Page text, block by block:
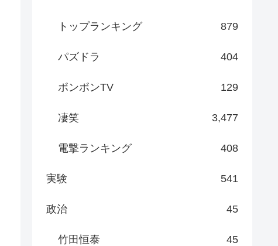
トップランキング 879
パズドラ 404
ボンボンTV 129
凄笑 3,477
電撃ランキング 408
実験 541
政治 45
竹田恒泰 45